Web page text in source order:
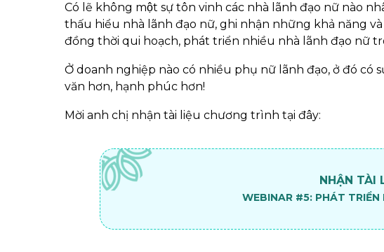
Có lẽ không một sự tôn vinh các nhà lãnh đạo nữ nào
thấu hiểu nhà lãnh đạo nữ, ghi nhận những khả năng
đồng thời qui hoạch, phát triển nhiều nhà lãnh đạo nữ
Ở doanh nghiệp nào có nhiều phụ nữ lãnh đạo, ở đó có
văn hơn, hạnh phúc hơn!
Mời anh chị nhận tài liệu chương trình tại đây:
NHẬN TÀI
WEBINAR #5: PHÁT